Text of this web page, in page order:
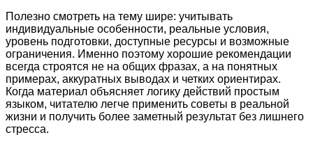
Полезно смотреть на тему шире: учитывать
индивидуальные особенности, реальные условия,
уровень подготовки, доступные ресурсы и возможные
ограничения. Именно поэтому хорошие рекомендации
всегда строятся не на общих фразах, а на понятных
примерах, аккуратных выводах и четких ориентирах.
Когда материал объясняет логику действий простым
языком, читателю легче применить советы в реальной
жизни и получить более заметный результат без лишнего
стресса.